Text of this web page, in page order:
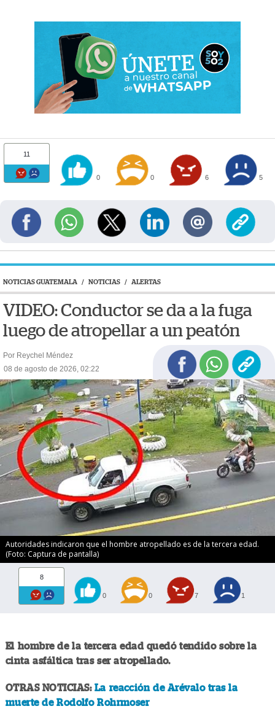
11
0 0 6 5
NOTICIAS GUATEMALA / NOTICIAS / ALERTAS
VIDEO: Conductor se da a la fuga
luego de atropellar a un peatón
Por Reychel Méndez
08 de agosto de 2026, 02:22
Autoridades indicaron que el hombre atropellado es de la tercera edad.
(Foto: Captura de pantalla)
8
0 0 7 1
El hombre de la tercera edad quedó tendido sobre la
cinta asfáltica tras ser atropellado.
OTRAS NOTICIAS: La reacción de Arévalo tras la
muerte de Rodolfo Rohrmoser